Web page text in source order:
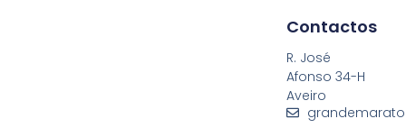
Contactos
R. José
Afonso 34-H
Aveiro